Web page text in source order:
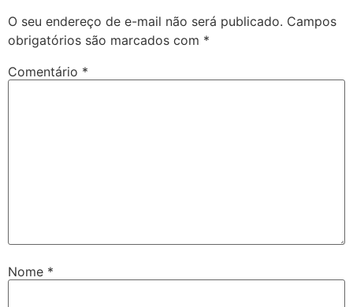
O seu endereço de e-mail não será publicado. Campos
obrigatórios são marcados com *
Comentário *
Nome *